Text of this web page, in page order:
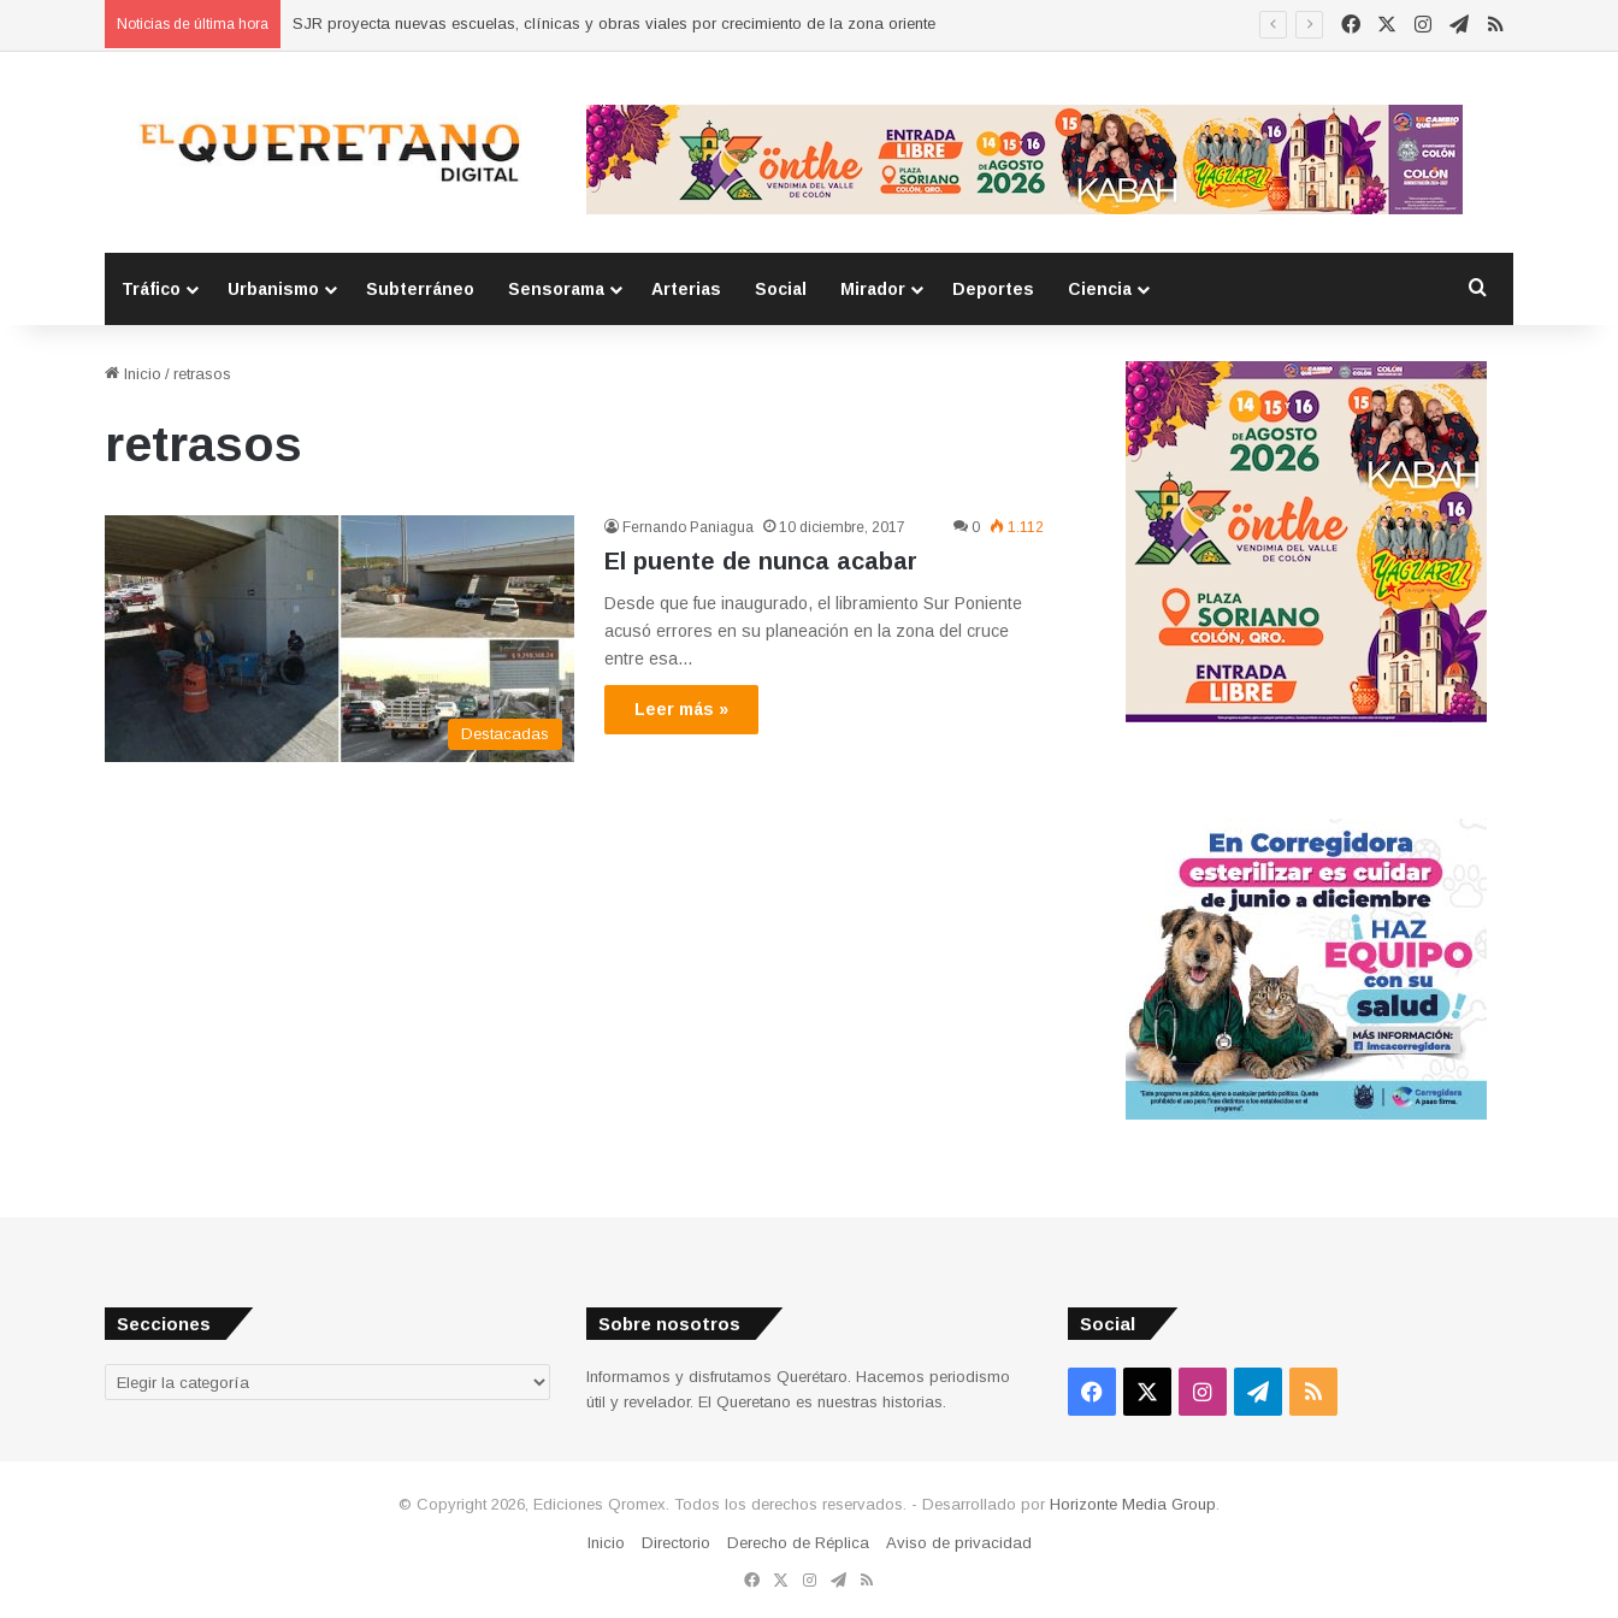
Noticias de última hora SJR proyecta nuevas escuelas, clínicas y obras viales por crecimiento de la zona oriente FacebookInstagram
Telegram
RSS
Tráfico Urbanismo Subterráneo Sensorama Arterias Social Mirador Deportes Ciencia
Inicio / retrasos
retrasos
Destacadas
Fernando Paniagua 10 diciembre, 2017 0 1.112
El puente de nunca acabar
Desde que fue inaugurado, el libramiento Sur Poniente
acusó errores en su planeación en la zona del cruce
entre esa…
Leer más »
Secciones
Secciones
Sobre nosotros
Informamos y disfrutamos Querétaro. Hacemos periodismo
útil y revelador. El Queretano es nuestras historias.
Social
Facebook InstagramTelegram
RSS
© Copyright 2026, Ediciones Qromex. Todos los derechos reservados. - Desarrollado por Horizonte Media Group.
Inicio Directorio Derecho de Réplica
Aviso de privacidad
Facebook
X Instagram
Telegram
RSS